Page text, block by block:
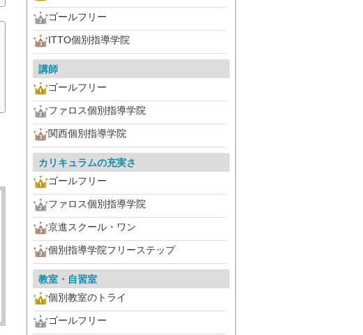
ゴールフリー
ITTO個別指導学院
講師
ゴールフリー
ファロス個別指導学院
関西個別指導学院
カリキュラムの充実さ
ゴールフリー
ファロス個別指導学院
京進スクール・ワン
個別指導学院フリーステップ
教室・自習室
個別教室のトライ
ゴールフリー